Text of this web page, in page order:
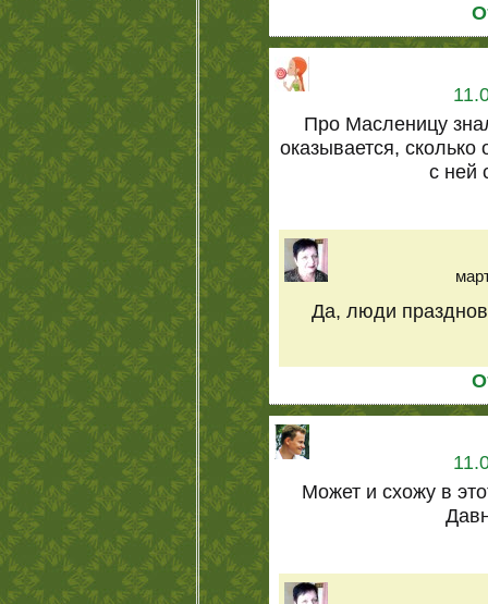
Про Масленицу
оказывается,
с ней
Да, люди
Может и схожу в